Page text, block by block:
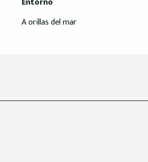
A orillas del mar